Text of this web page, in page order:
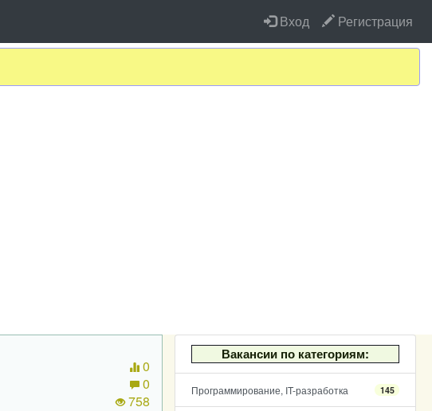
Вход Регистрация
Вакансии по категориям:
Программирование, IT-разработка 145
0
0
758